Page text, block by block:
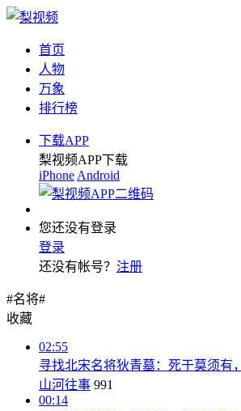
首页
人物
万象
排行榜
下载APP
梨视频APP下载
iPhone Android
您还没有登录
登录
还没有帐号？ 注册
#名将#
收藏
02:55
寻找北宋名将狄青墓：死于莫须有
山河往事 991
00:14